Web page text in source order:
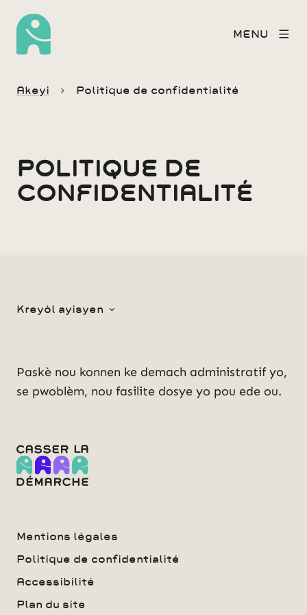
MENU
Akeyi Politique de confidentialité
POLITIQUE DE
CONFIDENTIALITÉ
Kreyòl ayisyen
Paskè nou konnen ke demach administratif yo,
se pwoblèm, nou fasilite dosye yo pou ede ou.
Mentions légales
Politique de confidentialité
Accessibilité
Plan du site